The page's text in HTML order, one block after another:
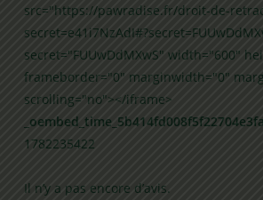
src="https://pawradise.fr/droit-de-
secret="FUUwDdMXwS" width="600"
frameborder="0" marginwidth="0"
scrolling="no"></iframe>
1782235422
Il n’y a pas encore d’avis.